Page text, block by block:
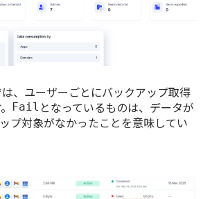
、ユーザーごとにバックアップ取得
Fail となっているものは、データが
プ対象がなかったことを意味してい